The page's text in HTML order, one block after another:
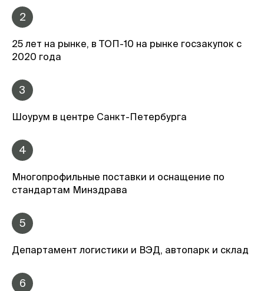
2
25 лет на рынке, в ТОП-10 на рынке госзакупок с
2020 года
3
Шоурум в центре Санкт-Петербурга
4
Многопрофильные поставки и оснащение по
стандартам Минздрава
5
Департамент логистики и ВЭД, автопарк и склад
6